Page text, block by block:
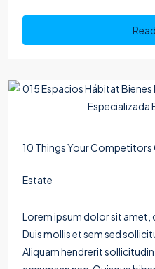
10 Things Your Competitors
Estate
Lorem ipsum dolor sit amet,
Duis mollis et sem sed
Aliquam hendrerit